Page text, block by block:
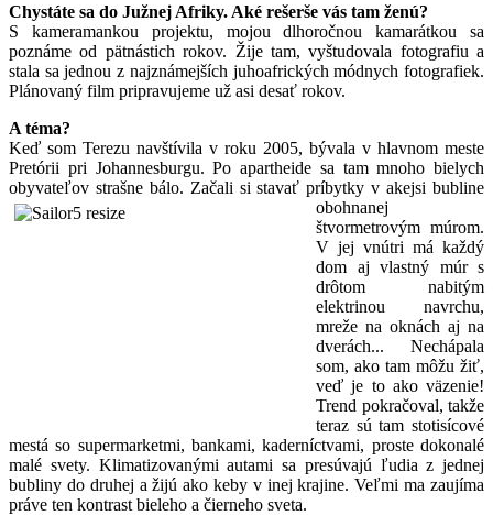
Chystáte sa do Južnej Afriky. Aké rešerše vás tam ženú?
S kameramankou projektu, mojou dlhoročnou kamarátkou sa
poznáme od pätnástich rokov. Žije tam, vyštudovala fotografiu a
stala sa jednou z najznámejších juhoafrických módnych fotografiek.
Plánovaný film pripravujeme už asi desať rokov.
A téma?
Keď som Terezu navštívila v roku 2005, bývala v hlavnom meste
Pretórii pri Johannesburgu. Po apartheide sa tam mnoho bielych
obyvateľov strašne bálo. Začali si stavať príbytky v akejsi bubline
obohnanej
štvormetrovým múrom.
V jej vnútri má každý
dom aj vlastný múr s
drôtom nabitým
elektrinou navrchu,
mreže na oknách aj na
dverách... Nechápala
som, ako tam môžu žiť,
veď je to ako väzenie!
Trend pokračoval, takže
teraz sú tam stotisícové
mestá so supermarketmi, bankami, kaderníctvami, proste dokonalé
malé svety. Klimatizovanými autami sa presúvajú ľudia z jednej
bubliny do druhej a žijú ako keby v inej krajine. Veľmi ma zaujíma
práve ten kontrast bieleho a čierneho sveta.